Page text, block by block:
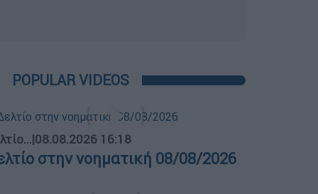
POPULAR VIDEOS
|08.08.2026 16:18
στην νοηματική 08/08/2026